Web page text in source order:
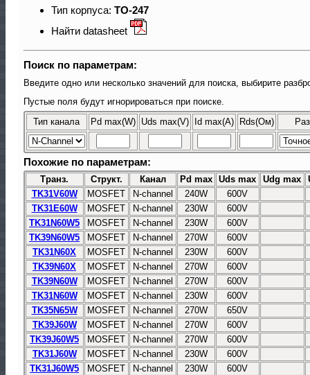
Тип корпуса: TO-247
Найти datasheet
Поиск по параметрам:
Введите одно или несколько значений для поиска, выбирите
Пустые поля будут игнорироваться при поиске.
Тип канала Pd max(W) Uds max(V) Id max(A) Rds(Ом)
Похожие по параметрам:
Транз. Структ. Канал Pd max Uds max Udg max
TK31V60W
MOSFET N-channel 240W
600V
TK31E60W
MOSFET N-channel 230W
600V
TK31N60W5
MOSFET N-channel 230W
600V
TK39N60W5
MOSFET N-channel 270W
600V
TK31N60X
MOSFET N-channel 230W
600V
TK39N60X
MOSFET N-channel 270W
600V
TK39N60W
MOSFET N-channel 270W
600V
TK31N60W
MOSFET N-channel 230W
600V
TK35N65W
MOSFET N-channel 270W
650V
TK39J60W
MOSFET N-channel 270W
600V
TK39J60W5
MOSFET N-channel 270W
600V
TK31J60W
MOSFET N-channel 230W
600V
TK31J60W5
MOSFET N-channel 230W 600V